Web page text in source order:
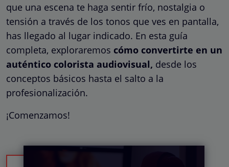
que una escena te haga sentir frío, nostalgia o
tensión a través de los tonos que ves en pantalla,
has llegado al lugar indicado. En esta guía
completa, exploraremos cómo convertirte en un
auténtico colorista audiovisual, desde los
conceptos básicos hasta el salto a la
profesionalización.
¡Comenzamos!